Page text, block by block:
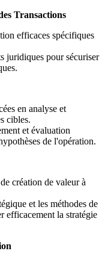
Transactions
efficaces spécifiques
juridiques pour sécuriser
en analyse et
cibles.
et évaluation
de l'opération.
création de valeur à
et les méthodes de
efficacement la stratégie